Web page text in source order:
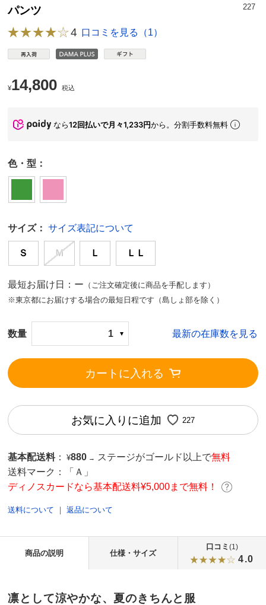
パンツ 227
4 口コミを見る（1）
¥14,800 税込
なら12回払いで月々1,233円から。分割手数料無料
色・型：
サイズ： サイズ表記について
Ｓ Ｍ Ｌ ＬＬ
最短お届け日：ー （ご注文確定後に商品を手配します）
※東京都にお届けする場合の最短日程です（島しょ部を除く）
数量 1 最新の在庫数を見る
カートに入れる
お気に入りに追加 227
基本配送料 ： ¥880 → ステージがゴールド以上で無料
送料マーク：
「Ａ」
ディノスカードなら基本配送料¥5,000まで無料！
送料について ｜返品について
商品の説明 仕様・サイズ
口コミ (1)
4.0
凛として涼やかな、夏のきちんと服